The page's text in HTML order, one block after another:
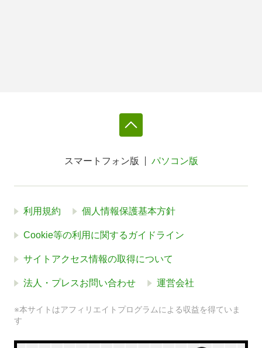
スマートフォン版 パソコン版
利用規約 個人情報保護基本方針
Cookie等の利用に関するガイドライン
サイトアクセス情報の取得について
法人・プレスお問い合わせ 運営会社
※本サイトはアフィリエイトプログラムによる収益を得ていま
す